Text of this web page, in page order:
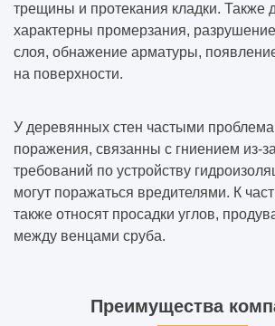
трещины и протекания кладки. Также
характерны промерзания,
слоя, обнажение арматуры,
на поверхности.
У деревянных стен частыми
поражения, связанны с гниением из-
требований по устройству
могут поражаться вредителями. К
также относят просадки углов,
между венцами сруба.
Преимущества